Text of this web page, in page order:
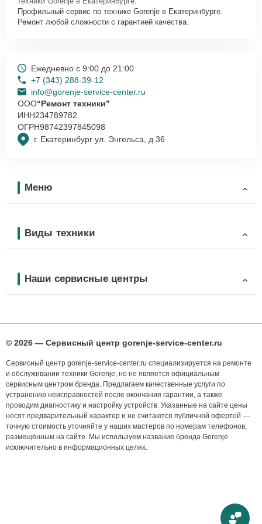
Профильный сервис по технике Gorenje в Екатеринбурге.
Ремонт любой сложности с гарантией качества.
г. Екатеринбург ул. Энгельса, д.36
Ежедневно с 9:00 до 21:00
+7 (343) 288-39-12
info@gorenje-service-center.ru
ООО“Ремонт техники”
ИНН234789782
ОГРН98742397845098
Меню
Виды техники
Наши сервисные центры
© 2026 — Сервисный центр gorenje-service-center.ru
Сервисный центр gorenje-service-center.ru специализируется на ремонте
и обслуживании техники Gorenje, но не является официальным
сервисным центром бренда. Предлагаем качественные услуги по
устранению неисправностей после окончания гарантии, а также
проводим диагностику и настройку устройств. Указанные на сайте цены
носят предварительный характер и не считаются публичной офертой —
точную стоимость уточняйте у наших мастеров по номерам телефонов,
размещённым на сайте. Мы используем название бренда Gorenje
исключительно в информационных целях.